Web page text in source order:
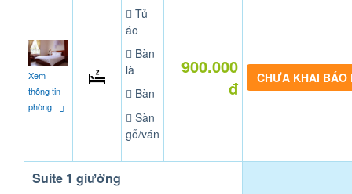
Xem
thông tin
phòng
Tủ
áo
Bàn
là
Bàn
Sàn
gỗ/ván
900.000
đ
CHƯA KHAI BÁO
Suite 1 giường